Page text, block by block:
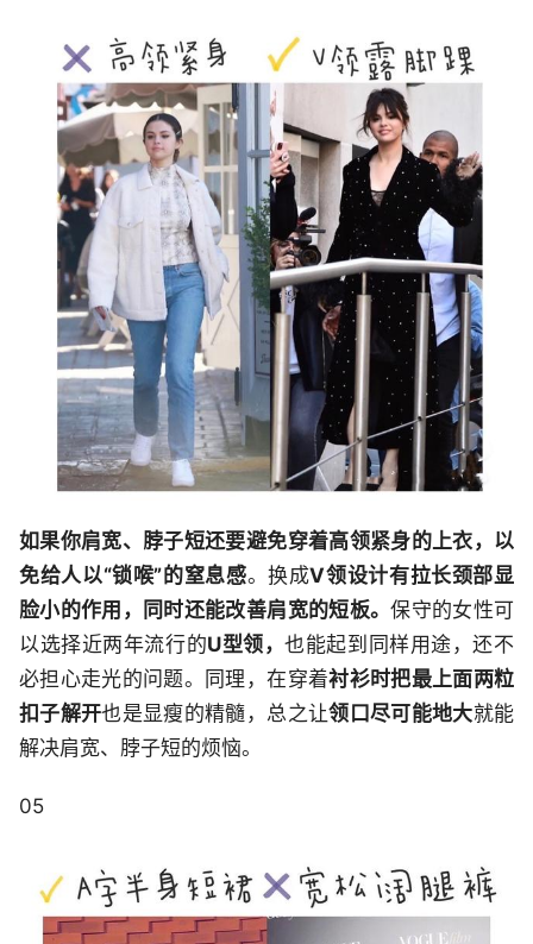
如果你肩宽、脖子短还要避免穿着高领紧身的上衣，以
免给人以“锁喉”的窒息感。换成V领设计有拉长颈部显
脸小的作用，同时还能改善肩宽的短板。保守的女性可
以选择近两年流行的U型领，也能起到同样用途，还不
必担心走光的问题。同理，在穿着衬衫时把最上面两粒
扣子解开也是显瘦的精髓，总之让领口尽可能地大就能
解决肩宽、脖子短的烦恼。
05